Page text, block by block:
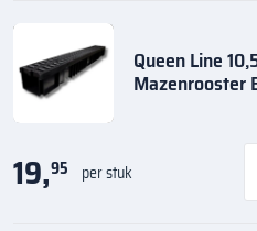
Queen Line
Mazenrooster
19,95 per stuk